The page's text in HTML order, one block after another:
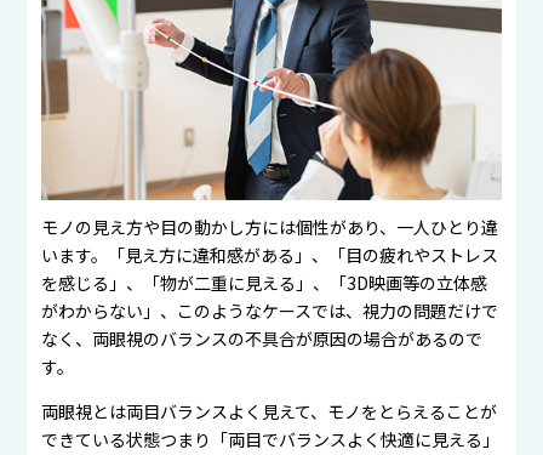
モノの見え方や目の動かし方には個性があり、一人ひとり違
います。「見え方に違和感がある」、「目の疲れやストレス
を感じる」、「物が二重に見える」、「3D映画等の立体感
がわからない」、このようなケースでは、視力の問題だけで
なく、両眼視のバランスの不具合が原因の場合があるので
す。
両眼視とは両目バランスよく見えて、モノをとらえることが
できている状態つまり「両目でバランスよく快適に見える」